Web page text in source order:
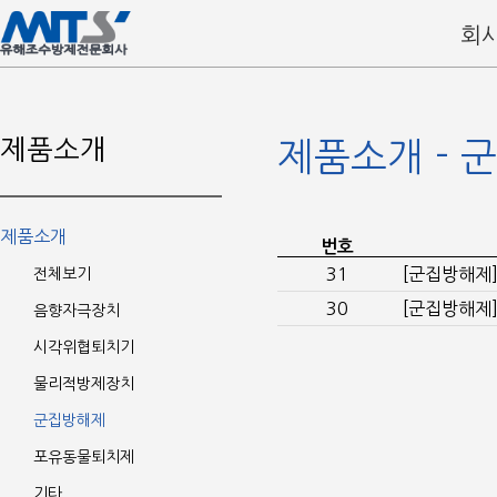
회
제품소개
제품소개
전체보기
음향자극장치
시각위협퇴치기
물리적방제장치
군집방해제
포유동물퇴치제
기타
제품소개 -
번호
31
[군집방해
30
[군집방해